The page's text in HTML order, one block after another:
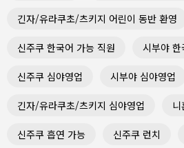
긴자/유라쿠초/츠키지 어린이 동반 환영
신주쿠 한국어 가능 직원 시부야
신주쿠 심야영업 시부야 심야영업
긴자/유라쿠초/츠키지 심야영업
신주쿠 흡연 가능 신주쿠 런치